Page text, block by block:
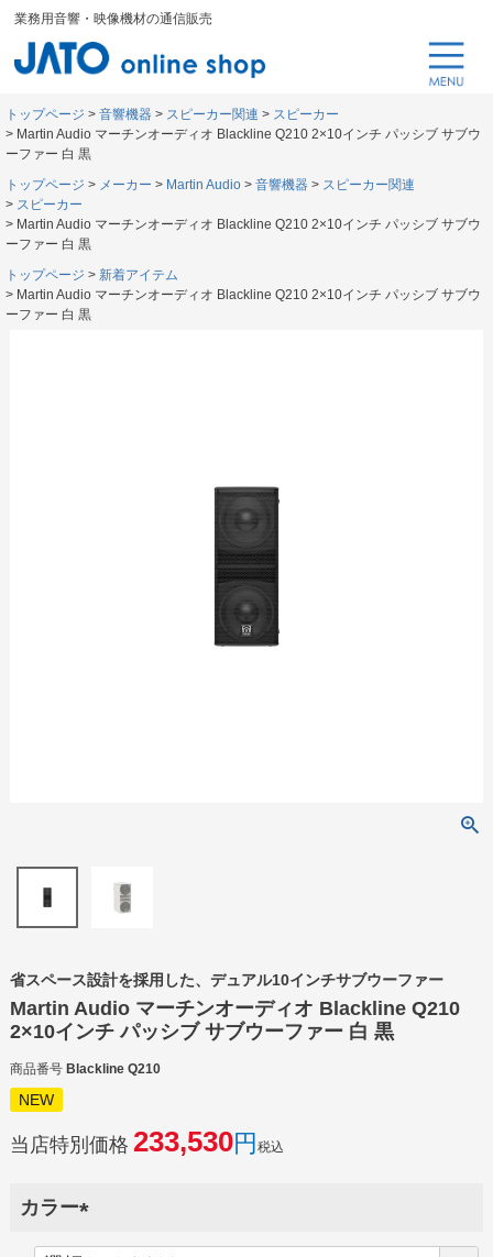
業務用音響・映像機材の通信販売
トップページ 音響機器 スピーカー関連
スピーカー
Martin Audio マーチンオーディオ Blackline Q210 2×10インチ パッシブ サブウ
ーファー 白 黒
トップページ
メーカー Martin Audio 音響機器
スピーカー関連
スピーカー
Martin Audio マーチンオーディオ Blackline Q210 2×10インチ パッシブ サブウ
ーファー 白 黒
トップページ
新着アイテム
Martin Audio マーチンオーディオ Blackline Q210 2×10インチ パッシブ サブウ
ーファー 白 黒
省スペース設計を採用した、デュアル10インチサブウーファー
Martin Audio マーチンオーディオ Blackline Q210
2×10インチ パッシブ サブウーファー 白 黒
商品番号 Blackline Q210
NEW
当店特別価格 233,530 税込
カラー
(